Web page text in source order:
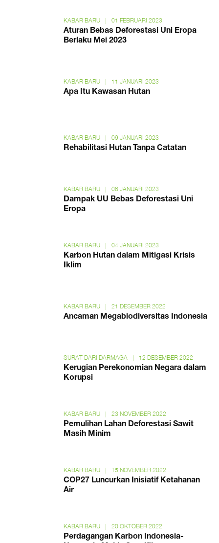
KABAR BARU | 01 FEBRUARI 2023
Aturan Bebas Deforestasi Uni Eropa
Berlaku Mei 2023
KABAR BARU | 11 JANUARI 2023
Apa Itu Kawasan Hutan
KABAR BARU | 09 JANUARI 2023
Rehabilitasi Hutan Tanpa Catatan
KABAR BARU | 06 JANUARI 2023
Dampak UU Bebas Deforestasi Uni
Eropa
KABAR BARU | 04 JANUARI 2023
Karbon Hutan dalam Mitigasi Krisis
Iklim
KABAR BARU | 21 DESEMBER 2022
Ancaman Megabiodiversitas Indonesia
SURAT DARI DARMAGA | 12 DESEMBER 2022
Kerugian Perekonomian Negara dalam
Korupsi
KABAR BARU | 23 NOVEMBER 2022
Pemulihan Lahan Deforestasi Sawit
Masih Minim
KABAR BARU | 15 NOVEMBER 2022
COP27 Luncurkan Inisiatif Ketahanan
Air
KABAR BARU | 20 OKTOBER 2022
Perdagangan Karbon Indonesia-